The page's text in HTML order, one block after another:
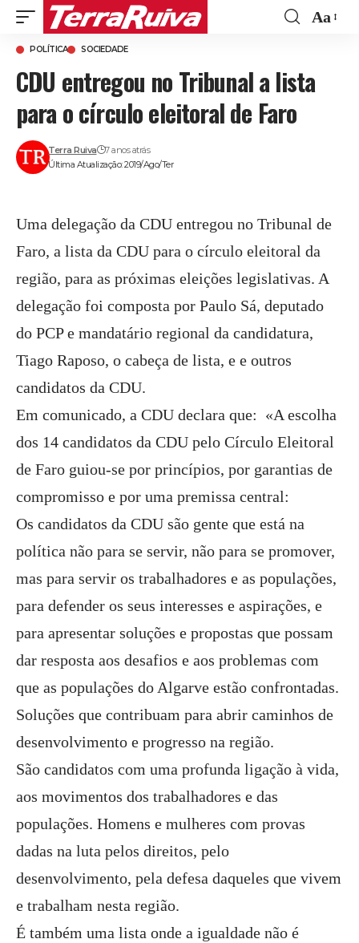
Aa
POLÍTICA SOCIEDADE
CDU entregou no Tribunal a lista
para o círculo eleitoral de Faro
Última Atualização: 2019/Ago/Ter
Terra Ruiva 7 anos atrás
Uma delegação da CDU entregou no Tribunal de
Faro, a lista da CDU para o círculo eleitoral da
região, para as próximas eleições legislativas. A
delegação foi composta por Paulo Sá, deputado
do PCP e mandatário regional da candidatura,
Tiago Raposo, o cabeça de lista, e e outros
candidatos da CDU.
Em comunicado, a CDU declara que: «A escolha
dos 14 candidatos da CDU pelo Círculo Eleitoral
de Faro guiou-se por princípios, por garantias de
compromisso e por uma premissa central:
Os candidatos da CDU são gente que está na
política não para se servir, não para se promover,
mas para servir os trabalhadores e as populações,
para defender os seus interesses e aspirações, e
para apresentar soluções e propostas que possam
dar resposta aos desafios e aos problemas com
que as populações do Algarve estão confrontadas.
Soluções que contribuam para abrir caminhos de
desenvolvimento e progresso na região.
São candidatos com uma profunda ligação à vida,
aos movimentos dos trabalhadores e das
populações. Homens e mulheres com provas
dadas na luta pelos direitos, pelo
desenvolvimento, pela defesa daqueles que vivem
e trabalham nesta região.
É também uma lista onde a igualdade não é